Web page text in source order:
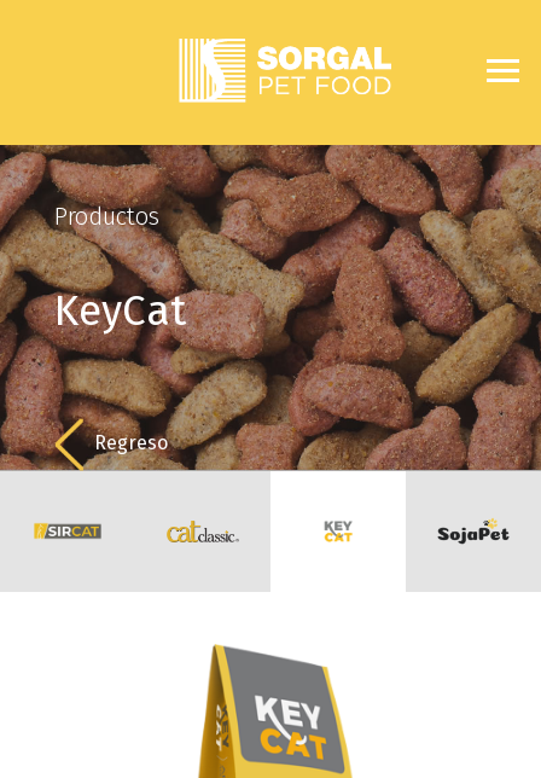
Productos
KeyCat
Regreso